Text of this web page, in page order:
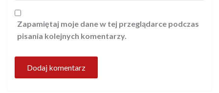
Zapamiętaj moje dane w tej przeglądarce podczas
pisania kolejnych komentarzy.